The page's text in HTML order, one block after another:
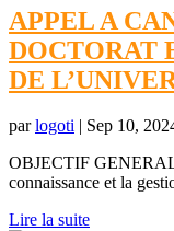
APPEL A
DOCTORAT
DE
parlogoti | Sep 10,
OBJECTIF
connaissance et la
Lire la suite